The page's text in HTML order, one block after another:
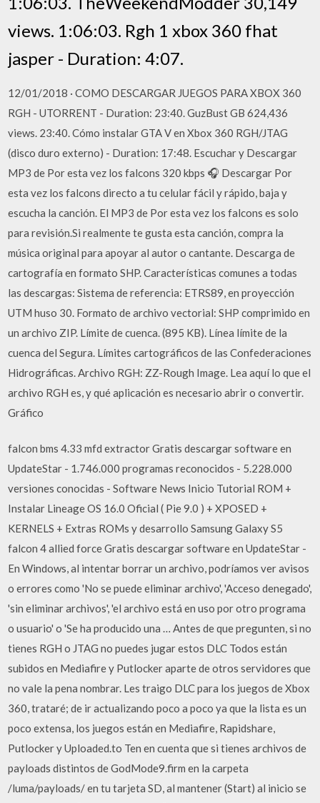
views. 1:06:03. Rgh 1 xbox 360 fhat
jasper - Duration: 4:07.
12/01/2018 · COMO DESCARGAR JUEGOS PARA XBOX 360
RGH - UTORRENT - Duration: 23:40. GuzBust GB 624,436
views. 23:40. Cómo instalar GTA V en Xbox 360 RGH/JTAG
(disco duro externo) - Duration: 17:48. Escuchar y Descargar
MP3 de Por esta vez los falcons 320 kbps 🎧 ️️️️️️Descargar Por
esta vez los falcons directo a tu celular fácil y rápido, baja y
escucha la canción. El MP3 de Por esta vez los falcons es solo
para revisión.Si realmente te gusta esta canción, compra la
música original para apoyar al autor o cantante. Descarga de
cartografía en formato SHP. Características comunes a todas
las descargas: Sistema de referencia: ETRS89, en proyección
UTM huso 30. Formato de archivo vectorial: SHP comprimido en
un archivo ZIP. Límite de cuenca. (895 KB). Línea límite de la
cuenca del Segura. Límites cartográficos de las Confederaciones
Hidrográficas. Archivo RGH: ZZ-Rough Image. Lea aquí lo que el
archivo RGH es, y qué aplicación es necesario abrir o convertir.
Gráfico
falcon bms 4.33 mfd extractor Gratis descargar software en
UpdateStar - 1.746.000 programas reconocidos - 5.228.000
versiones conocidas - Software News Inicio Tutorial ROM +
Instalar Lineage OS 16.0 Oficial ( Pie 9.0 ) + XPOSED +
KERNELS + Extras ROMs y desarrollo Samsung Galaxy S5
falcon 4 allied force Gratis descargar software en UpdateStar -
En Windows, al intentar borrar un archivo, podríamos ver avisos
o errores como 'No se puede eliminar archivo', 'Acceso denegado',
'sin eliminar archivos', 'el archivo está en uso por otro programa
o usuario' o 'Se ha producido una … Antes de que pregunten, si no
tienes RGH o JTAG no puedes jugar estos DLC Todos están
subidos en Mediafire y Putlocker aparte de otros servidores que
no vale la pena nombrar. Les traigo DLC para los juegos de Xbox
360, trataré; de ir actualizando poco a poco ya que la lista es un
poco extensa, los juegos están en Mediafire, Rapidshare,
Putlocker y Uploaded.to Ten en cuenta que si tienes archivos de
payloads distintos de GodMode9.firm en la carpeta
/luma/payloads/ en tu tarjeta SD, al mantener (Start) al inicio se